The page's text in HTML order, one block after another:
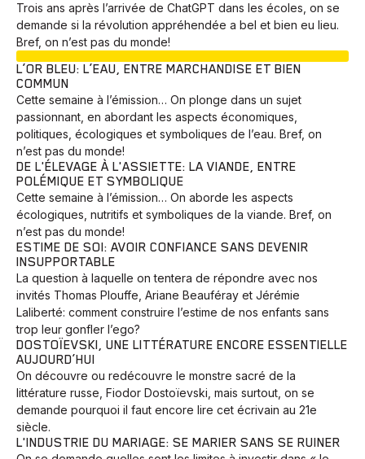
Trois ans après l’arrivée de ChatGPT dans les écoles, on se
demande si la révolution appréhendée a bel et bien eu lieu.
Bref, on n’est pas du monde!
L’OR BLEU: L’EAU, ENTRE MARCHANDISE ET BIEN
COMMUN
Cette semaine à l’émission… On plonge dans un sujet
passionnant, en abordant les aspects économiques,
politiques, écologiques et symboliques de l’eau. Bref, on
n’est pas du monde!
DE L'ÉLEVAGE À L'ASSIETTE: LA VIANDE, ENTRE
POLÉMIQUE ET SYMBOLIQUE
Cette semaine à l’émission… On aborde les aspects
écologiques, nutritifs et symboliques de la viande. Bref, on
n’est pas du monde!
ESTIME DE SOI: AVOIR CONFIANCE SANS DEVENIR
INSUPPORTABLE
La question à laquelle on tentera de répondre avec nos
invités Thomas Plouffe, Ariane Beauféray et Jérémie
Laliberté: comment construire l’estime de nos enfants sans
trop leur gonfler l’ego?
DOSTOÏEVSKI, UNE LITTÉRATURE ENCORE ESSENTIELLE
AUJOURD’HUI
On découvre ou redécouvre le monstre sacré de la
littérature russe, Fiodor Dostoïevski, mais surtout, on se
demande pourquoi il faut encore lire cet écrivain au 21e
siècle.
L'INDUSTRIE DU MARIAGE: SE MARIER SANS SE RUINER